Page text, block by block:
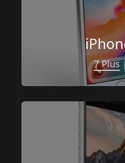
7 Plus